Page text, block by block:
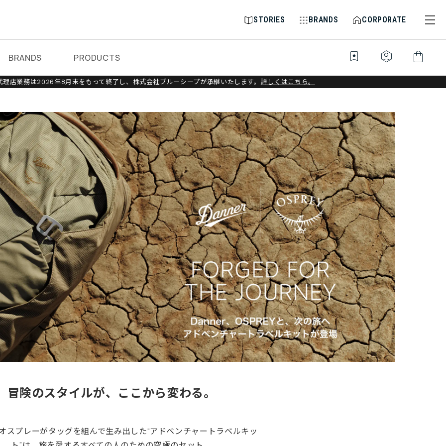
STORIES BRANDS CORPORATE
BRANDS PRODUCTS bookmark_star identity_platform shopping_bag
店業務は2026年8月末をもって終了し、株式会社ブルーシープが承継いたします。 詳しくはこちら。
冒険のスタイルが、 ここから変わる。
スプレーがタッグを組んで生み出した“アドベンチャートラベルキッ